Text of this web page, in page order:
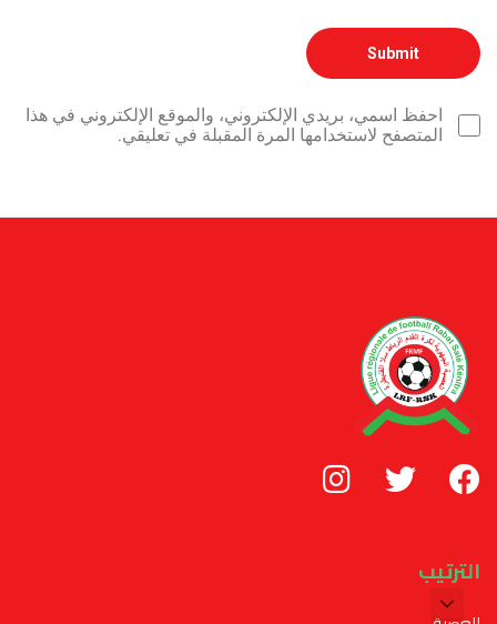
احفظ اسمي، بريدي الإلكتروني، والموقع الإلكتروني في هذا
المتصفح لاستخدامها المرة المقبلة في تعليقي.
الترتيب